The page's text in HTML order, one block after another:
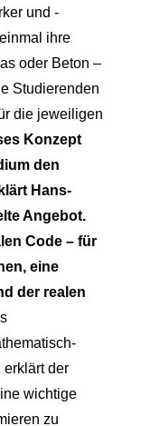
und -
ihre
oder Beton –
Studierenden
die jeweiligen
Konzept
den
Hans-
Angebot.
Code – für
eine
der realen
erklärt der
wichtige
zu